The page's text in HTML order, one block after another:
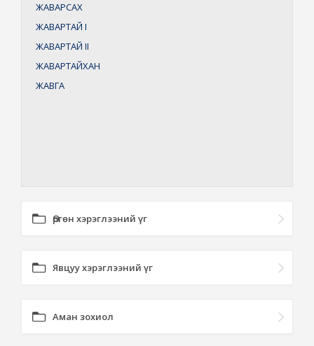
ЖАВАРСАХ
ЖАВАРТАЙ I
ЖАВАРТАЙ II
ЖАВАРТАЙХАН
ЖАВГА
Өргөн хэрэглээний үг
Явцуу хэрэглээний үг
Аман зохиол